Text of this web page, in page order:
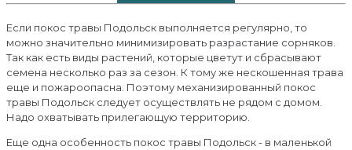
Если покос травы Подольск выполняется регулярно, то
можно значительно минимизировать разрастание сорняков.
Так как есть виды растений, которые цветут и сбрасывают
семена несколько раз за сезон. К тому же нескошенная трава
еще и пожароопасна. Поэтому механизированный покос
травы Подольск следует осуществлять не рядом с домом.
Надо охватывать прилегающую территорию.
Еще одна особенность покос травы Подольск - в маленькой